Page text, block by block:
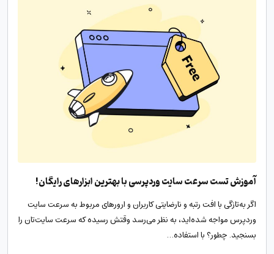
آموزش تست سرعت سایت وردپرسی با بهترین ابزارهای رایگان!
اگر به‌تازگی با افت رتبه و نارضایتی کاربران و ارورهای مربوط به سرعت سایت
وردپرس مواجه شده‌اید، به نظر می‌رسد وقتش رسیده که سرعت سایت‌تان را
بسنجید. چطور؟ با استفاده…